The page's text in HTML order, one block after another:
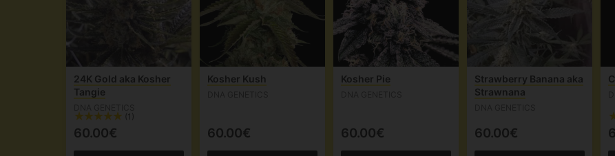
24K Gold aka Kosher
Tangie
(1)
60.00€
Kosher Kush
60.00€
Kosher Pie
60.00€
Strawberry Banana aka
Strawnana
60.00€